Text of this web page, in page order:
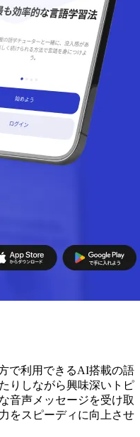
で利用できるAI搭載の語
りしながら興味深いトピ
音声メッセージを受け取
をスピーディに向上させ